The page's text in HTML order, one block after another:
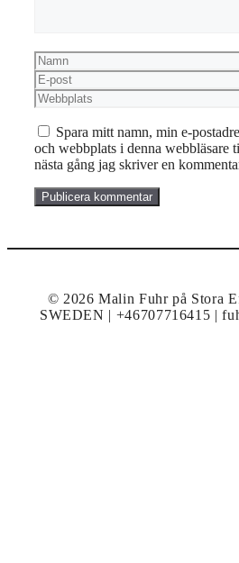
Namn
E-
post
Webbplats
Spara mitt namn, min e-
och webbplats i denna webbläsare
nästa gång jag skriver en
© 2026 Malin Fuhr på Stora
SWEDEN | +46707716415 |